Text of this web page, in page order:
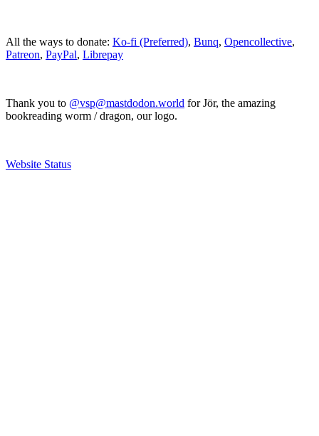
All the ways to donate: Ko-fi (Preferred), Bunq, Opencollective,
Patreon, PayPal, Librepay
Thank you to @vsp@mastdodon.world for Jör, the amazing
bookreading worm / dragon, our logo.
Website Status